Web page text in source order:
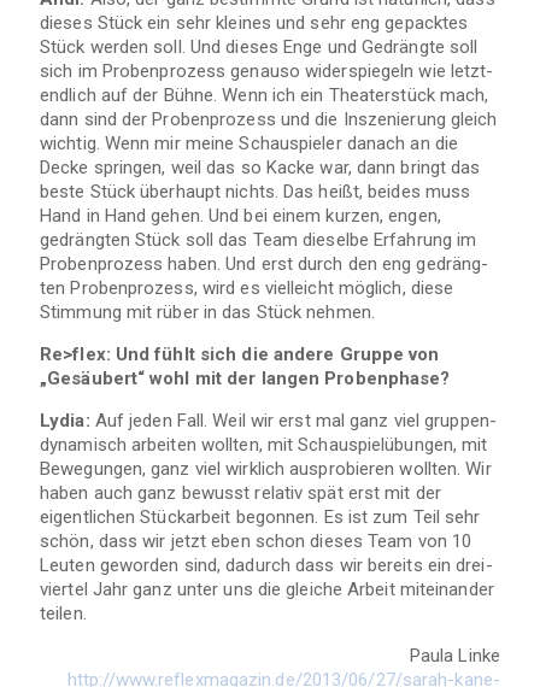
die­ses Stück ein sehr klei­nes und sehr eng gepack­tes
Stück wer­den soll. Und die­ses Enge und Gedrängte soll
sich im Pro­ben­pro­zess genauso wider­spie­geln wie letzt­
end­lich auf der Bühne. Wenn ich ein Thea­ter­stück mach,
dann sind der Pro­ben­pro­zess und die Insze­nie­rung gleich
wich­tig. Wenn mir meine Schau­spie­ler danach an die
Decke sprin­gen, weil das so Kacke war, dann bringt das
beste Stück über­haupt nichts. Das heißt, bei­des muss
Hand in Hand gehen. Und bei einem kur­zen, engen,
gedräng­ten Stück soll das Team die­selbe Erfah­rung im
Pro­ben­pro­zess haben. Und erst durch den eng gedräng­
ten Pro­ben­pro­zess, wird es viel­leicht mög­lich, diese
Stim­mung mit rüber in das Stück nehmen.
Re>flex: Und fühlt sich die andere Gruppe von
„Gesäu­bert“ wohl mit der lan­gen Probenphase?
Lydia: Auf jeden Fall. Weil wir erst mal ganz viel grup­pen­
dy­na­misch arbei­ten woll­ten, mit Schau­spiel­übun­gen, mit
Bewe­gun­gen, ganz viel wirk­lich aus­pro­bie­ren woll­ten. Wir
haben auch ganz bewusst rela­tiv spät erst mit der
eigent­li­chen Stück­ar­beit begon­nen. Es ist zum Teil sehr
schön, dass wir jetzt eben schon die­ses Team von 10
Leu­ten gewor­den sind, dadurch dass wir bereits ein drei­
vier­tel Jahr ganz unter uns die glei­che Arbeit mit­ein­an­der
teilen.
Paula Linke
http://www.reflexmagazin.de/2013/06/27/sarah-kane-